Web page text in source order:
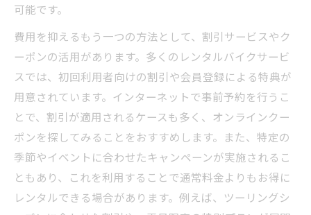
可能です。
費用を抑えるもう一つの方法として、割引サービスやク
ーポンの活用があります。多くのレンタルバイクサービ
スでは、初回利用者向けの割引や会員登録による特典が
用意されています。インターネットで事前予約を行うこ
とで、割引が適用されるケースも多く、オンラインクー
ポンを探してみることをおすすめします。また、特定の
季節やイベントに合わせたキャンペーンが実施されるこ
ともあり、これを利用することで通常料金よりもお得に
レンタルできる場合があります。例えば、ツーリングシ